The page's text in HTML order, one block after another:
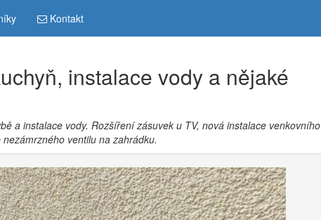
Kontakt
instalace vody a nějaké
a instalace vody. Rozšíření zásuvek u TV, nová instalace venkovního
ventilu na zahrádku.